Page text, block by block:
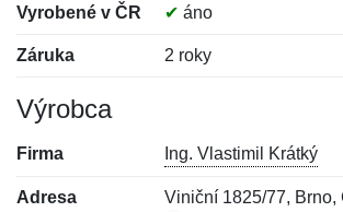
Vyrobené v ČR ✔ áno
Záruka 2 roky
Výrobca
Firma Ing. Vlastimil Krátký
Adresa Viniční 1825/77,